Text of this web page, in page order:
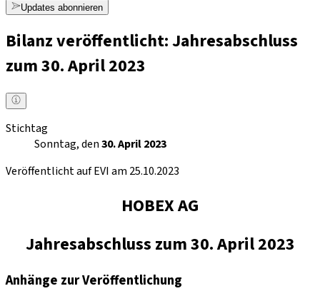
Updates abonnieren
Bilanz veröffentlicht: Jahresabschluss
zum 30. April 2023
Stichtag
Sonntag, den30. April 2023
Veröffentlicht auf EVI am 25.10.2023
HOBEX AG
Jahresabschluss zum 30. April 2023
Anhänge zur Veröffentlichung